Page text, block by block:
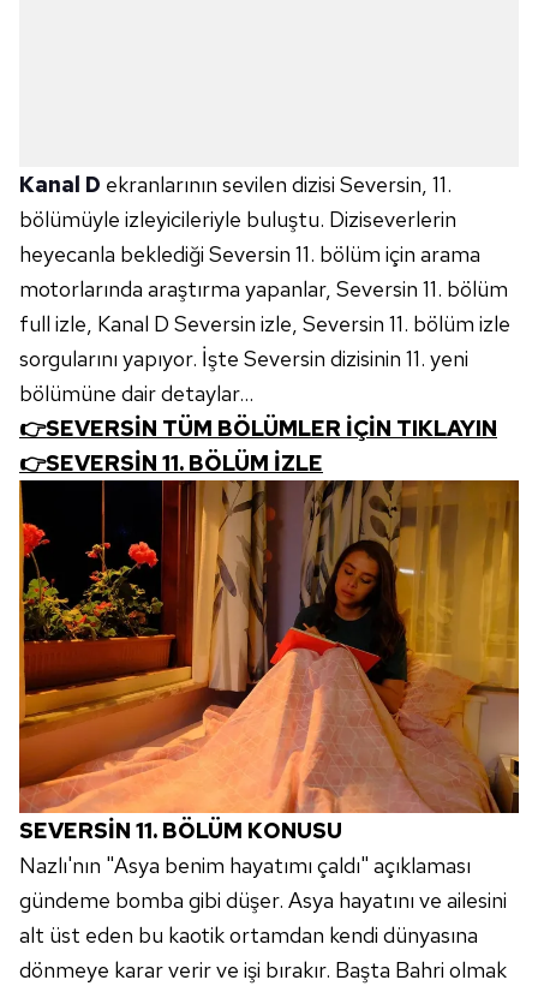
Kanal D ekranlarının sevilen dizisi Seversin, 11.
bölümüyle izleyicileriyle buluştu. Diziseverlerin
heyecanla beklediği Seversin 11. bölüm için arama
motorlarında araştırma yapanlar, Seversin 11. bölüm
full izle, Kanal D Seversin izle, Seversin 11. bölüm izle
sorgularını yapıyor. İşte Seversin dizisinin 11. yeni
bölümüne dair detaylar...
👉SEVERSİN TÜM BÖLÜMLER İÇİN TIKLAYIN
👉SEVERSİN 11. BÖLÜM İZLE
SEVERSİN 11. BÖLÜM KONUSU
Nazlı'nın "Asya benim hayatımı çaldı" açıklaması
gündeme bomba gibi düşer. Asya hayatını ve ailesini
alt üst eden bu kaotik ortamdan kendi dünyasına
dönmeye karar verir ve işi bırakır. Başta Bahri olmak